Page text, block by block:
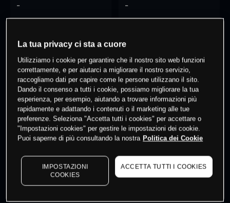
- -
0 % dei clienti hanno posizioni
questo prodotto
Fai trading
I prezzi sono solo indicativi. Accediper vedere gli ultimi
dati di mercato
to see latest market data
La tua privacy ci sta a cuore
Utilizziamo i cookie per garantire che il nostro sito web funzioni
correttamente, e per aiutarci a migliorare il nostro servizio,
raccogliamo dati per capire come le persone utilizzano il sito.
Dando il consenso a tutti i cookie, possiamo migliorare la tua
esperienza, per esempio, aiutando a trovare informazioni più
rapidamente e adattando i contenuti o il marketing alle tue
preferenze. Seleziona "Accetta tutti i cookies" per accettare o
"Impostazioni cookies" per gestire le impostazioni dei cookie.
Puoi saperne di più consultando la nostra Politica dei Cookie
IMPOSTAZIONI
COOKIES
ACCETTA TUTTI I COOKIES